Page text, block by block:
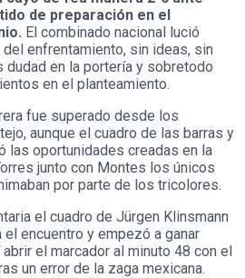
de preparación en el
El combinado nacional lució
enfrentamiento, sin ideas, sin
dudad en la portería y sobretodo
en el planteamiento.
fue superado desde los
aunque el cuadro de las barras y
las oportunidades creadas en la
junto con Montes los únicos
por parte de los tricolores.
el cuadro de Jürgen Klinsmann
encuentro y empezó a ganar
el marcador al minuto 48 con el
un error de la zaga mexicana.